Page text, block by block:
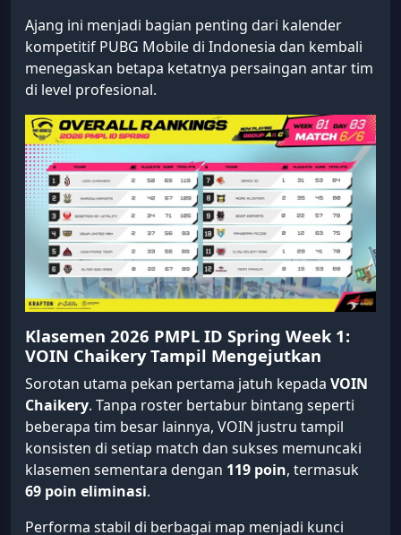
Ajang ini menjadi bagian penting dari kalender
kompetitif PUBG Mobile di Indonesia dan kembali
menegaskan betapa ketatnya persaingan antar tim
di level profesional.
Klasemen 2026 PMPL ID Spring Week 1:
VOIN Chaikery Tampil Mengejutkan
Sorotan utama pekan pertama jatuh kepada VOIN
Chaikery. Tanpa roster bertabur bintang seperti
beberapa tim besar lainnya, VOIN justru tampil
konsisten di setiap match dan sukses memuncaki
klasemen sementara dengan 119 poin, termasuk
69 poin eliminasi.
Performa stabil di berbagai map menjadi kunci